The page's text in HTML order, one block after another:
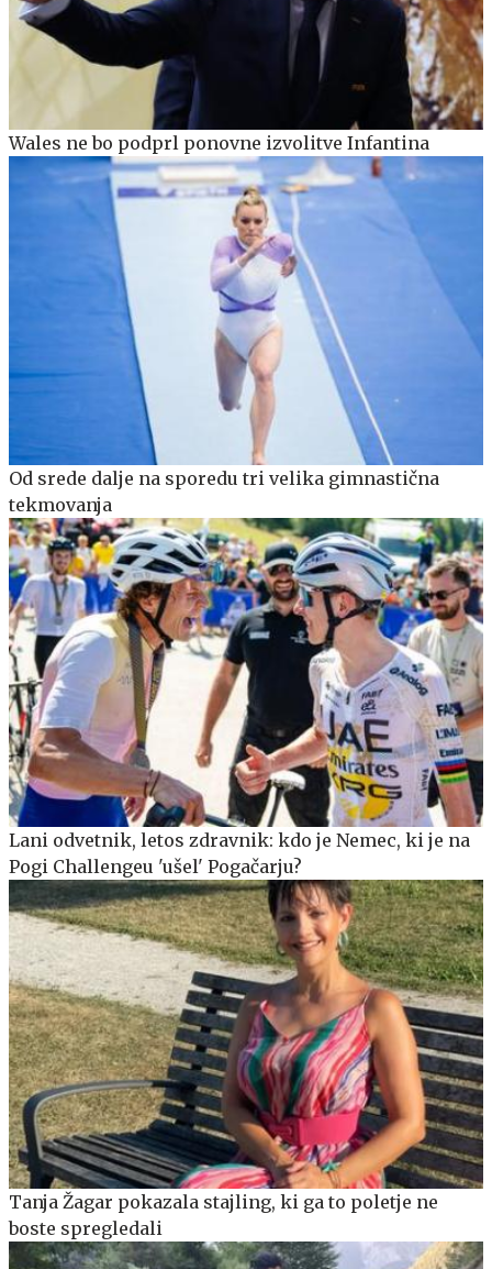
Wales ne bo podprl ponovne izvolitve Infantina
Od srede dalje na sporedu tri velika gimnastična
tekmovanja
Lani odvetnik, letos zdravnik: kdo je Nemec, ki je na
Pogi Challengeu 'ušel' Pogačarju?
Tanja Žagar pokazala stajling, ki ga to poletje ne
boste spregledali